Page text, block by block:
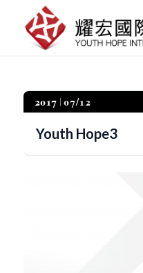
2017 07/12
Youth Hope3